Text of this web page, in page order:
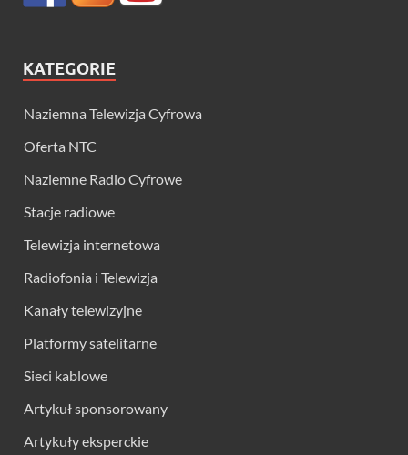
KATEGORIE
Naziemna Telewizja Cyfrowa
Oferta NTC
Naziemne Radio Cyfrowe
Stacje radiowe
Telewizja internetowa
Radiofonia i Telewizja
Kanały telewizyjne
Platformy satelitarne
Sieci kablowe
Artykuł sponsorowany
Artykuły eksperckie